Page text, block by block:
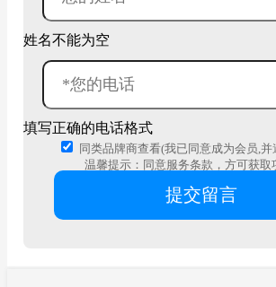
姓名不能为空
填写正确的电话格式
同类品牌商查看(我已同意成为会员,并
温馨提示：同意服务条款，方可获取